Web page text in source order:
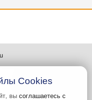
Cookies
вы соглашаетесь с